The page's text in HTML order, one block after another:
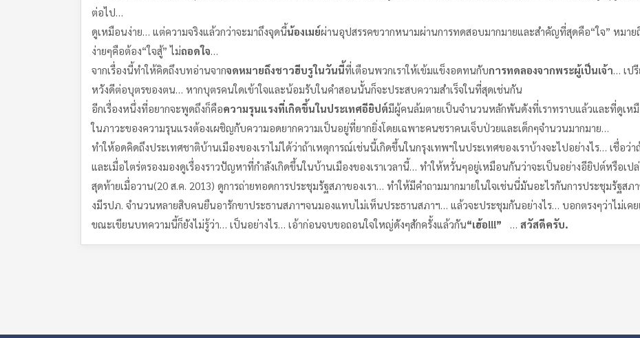
ต่อไป…
ดูเหมือนง่าย… แต่ความจริงแล้วกว่าจะมาถึงจุดนี้น้องเมย์ผ่านอุปสรรคขวากหนามผ่านการทดสอบมากมายและสำคัญที่สุดคือ“ใจ” หมาย
ง่ายๆคือต้อง“ใจสู้” ไม่ถอดใจ…
จากเรื่องนี้ทำให้คิดถึงบทอ่านจากจดหมายถึงชาวฮีบรูในวันนี้ที่เตือนพวกเราให้เข้มแข็งอดทนกับการทดลองจากพระผู้เป็นเจ้า… เป
หวังดีต่อบุตรของตน… หากบุตรคนใดเข้าใจและน้อมรับในคำสอนนั้นก็จะประสบความสำเร็จในที่สุดเช่นกัน
อีกเรื่องหนึ่งที่อยากจะพูดถึงก็คือความรุนแรงที่เกิดขึ้นในประเทศอียิปต์มีผู้คนล้มตายเป็นจำนวนหลักพันดังที่เราทราบแล้วและที่ดูเ
ในภาวะของความรุนแรงต้องเผชิญกับความอดยากความเป็นอยู่ที่ยากยิ่งโดยเฉพาะคนชราคนเจ็บป่วยและเด็กๆจำนวนมากมาย…
ทำให้อดคิดถึงประเทศชาติบ้านเมืองของเราไม่ได้ว่าถ้าเหตุการณ์เช่นนี้เกิดขึ้นในกรุงเทพฯในประเทศของเราบ้างจะไปอย่างไร… เชื่อว่
และเมื่อไตร่ตรองมองดูเรื่องราวปัญหาที่กำลังเกิดขึ้นในบ้านเมืองของเราเวลานี้… ทำให้หวั่นๆอยู่เหมือนกันว่าจะเป็นอย่างอียิปต์หรือเ
สุดท้ายเมื่อวาน(20 ส.ค. 2013) ดูการถ่ายทอดการประชุมรัฐสภาของเรา… ทำให้มีคำถามมากมายในใจเช่นนี่มันอะไรกันการประชุมรัฐส
งมีรปภ. จำนวนหลายสิบคนยืนอารักขาประธานสภาฯจนมองแทบไม่เห็นประธานสภาฯ… แล้วจะประชุมกันอย่างไร… บอกตรงๆว่าไม่เค
ขณะเขียนบทความนี้ก็ยังไม่รู้ว่า… เป็นอย่างไร… เอ้าก่อนจบขอถอนใจใหญ่ดังๆสักครั้งแล้วกัน“เฮ้อ!!!” … สวัสดีครับ.